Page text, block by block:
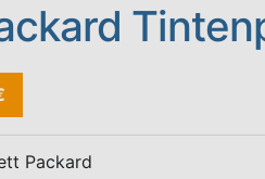
Packard